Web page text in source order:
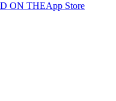
ON THEApp Store